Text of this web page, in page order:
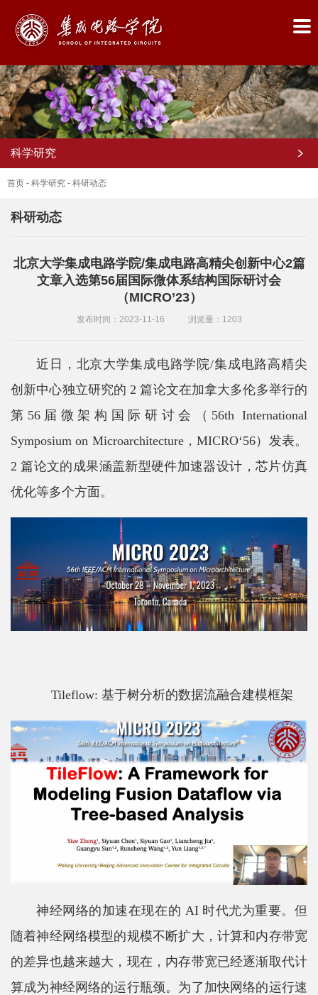
页
系
所
中
心
队
伍
究
党
科学研究
首页 - 科学研究 - 科研动态
科研动态
北京大学集成电路学院/集成电路高精尖创新中心2篇
文章入选第56届国际微体系结构国际研讨会
（MICRO’23）
发布时间：2023-11-16 浏览量： 1203
近日，北京大学集成电路学院/集成电路高精尖
创新中心独立研究的 2 篇论文在加拿大多伦多举行的
第56届微架构国际研讨会（56th International
Symposium on Microarchitecture，MICRO‘56）发表。
2 篇论文的成果涵盖新型硬件加速器设计，芯片仿真
优化等多个方面。
Tileflow: 基于树分析的数据流融合建模框架
神经网络的加速在现在的 AI 时代尤为重要。但
随着神经网络模型的规模不断扩大，计算和内存带宽
的差异也越来越大，现在，内存带宽已经逐渐取代计
算成为神经网络的运行瓶颈。为了加快网络的运行速